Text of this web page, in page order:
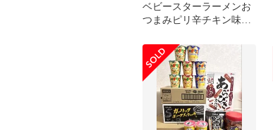
ベビースターラーメンお
つまみピリ辛チキン味